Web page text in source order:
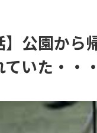
】公園か
いた・・